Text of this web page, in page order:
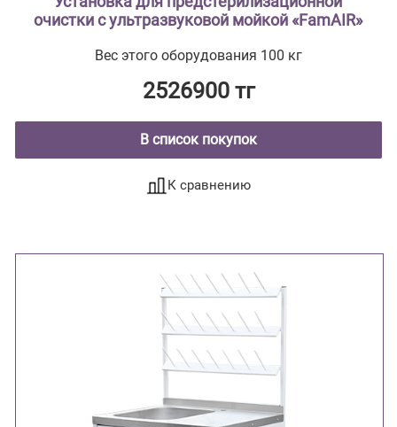
очистки с ультразвуковой мойкой «FamAIR»
Вес этого оборудования 100 кг
2526900 тг
В список покупок
К сравнению